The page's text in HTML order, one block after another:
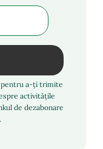
pentru a-ți trimite
activitățile
de dezabonare